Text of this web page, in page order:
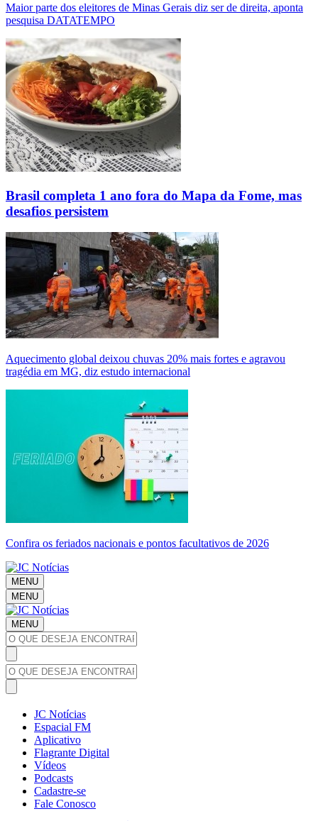
Maior parte dos eleitores de Minas Gerais diz ser de direita, aponta
pesquisa DATATEMPO
Brasil completa 1 ano fora do Mapa da Fome, mas
desafios persistem
Aquecimento global deixou chuvas 20% mais fortes e agravou
tragédia em MG, diz estudo internacional
Confira os feriados nacionais e pontos facultativos de 2026
MENU
MENU
MENU
JC Notícias
Espacial FM
Aplicativo
Flagrante Digital
Vídeos
Podcasts
Cadastre-se
Fale Conosco